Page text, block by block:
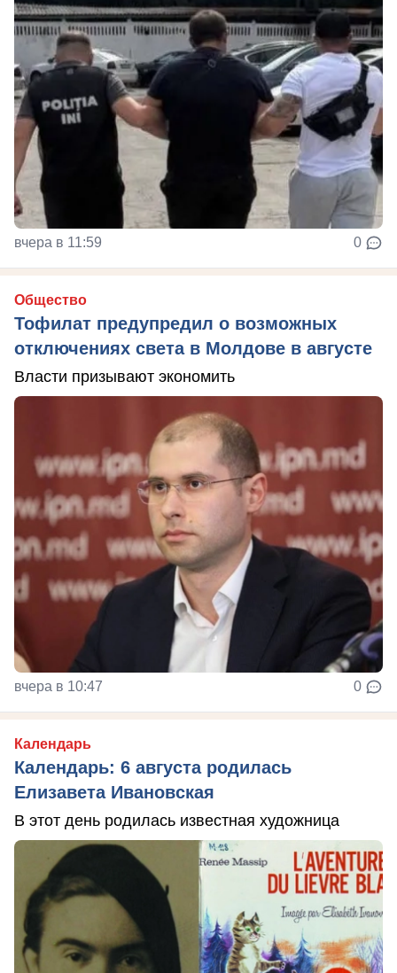
вчера в 11:59 0
Общество
Тофилат предупредил о возможных
отключениях света в Молдове в августе
Власти призывают экономить
вчера в 10:47 0
Календарь
Календарь: 6 августа родилась
Елизавета Ивановская
В этот день родилась известная художница